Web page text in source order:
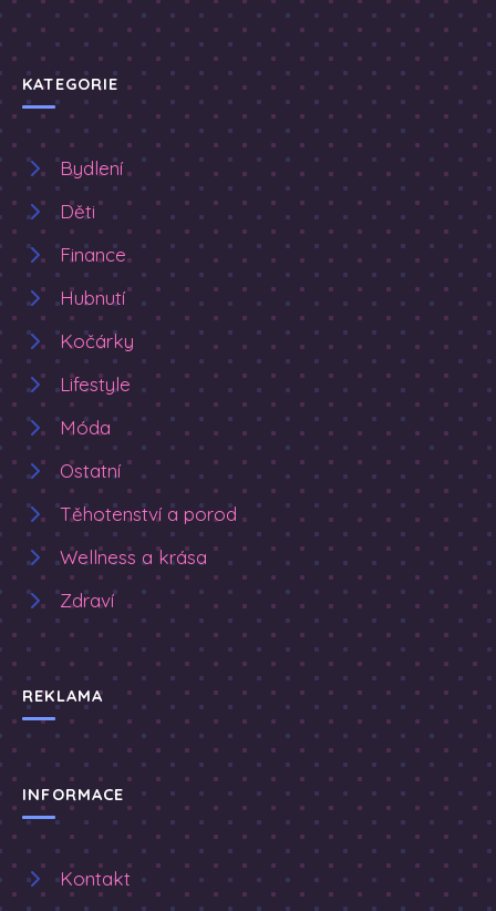
KATEGORIE
Bydlení
Děti
Finance
Hubnutí
Kočárky
Lifestyle
Móda
Ostatní
Těhotenství a porod
Wellness a krása
Zdraví
REKLAMA
INFORMACE
Kontakt